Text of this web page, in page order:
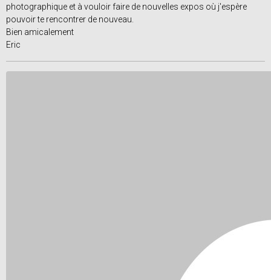
photographique et à vouloir faire de nouvelles expos où j'espère
pouvoir te rencontrer de nouveau.
Bien amicalement
Eric